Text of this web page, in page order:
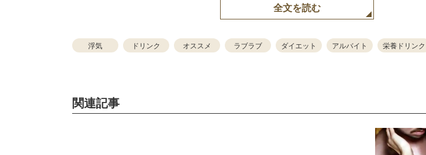
全文を読む
浮気 ドリンク オススメ ラブラブ ダイエット アルバイト 栄養ドリンク
関連記事